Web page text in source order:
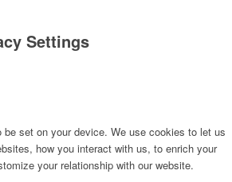
Settings
set on your device. We use cookies to let us
how you interact with us, to enrich your
your relationship with our website.